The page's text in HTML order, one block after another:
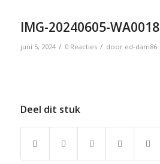
IMG-20240605-WA0018
juni 5, 2024 / 0 Reacties / door ed-dam86
Deel dit stuk